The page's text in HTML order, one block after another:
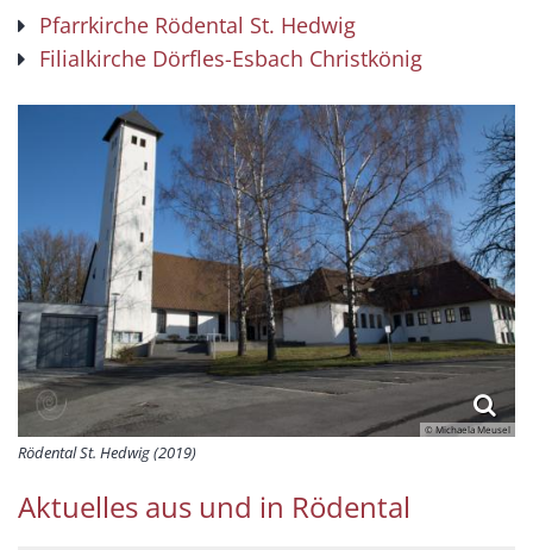
Pfarrkirche Rödental St. Hedwig
Filialkirche Dörfles-Esbach Christkönig
© Michaela Meusel
Rödental St. Hedwig (2019)
Aktuelles aus und in Rödental